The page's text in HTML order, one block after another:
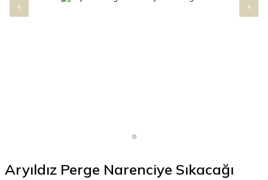
Aryıldız Perge Narenciye Sıkacağı